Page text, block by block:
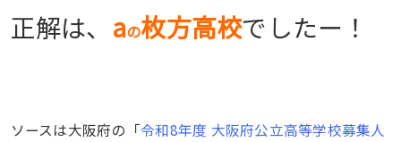
正解は、 aの枚方高校でしたー！
ソースは大阪府の「令和8年度 大阪府公立高等学校募集人